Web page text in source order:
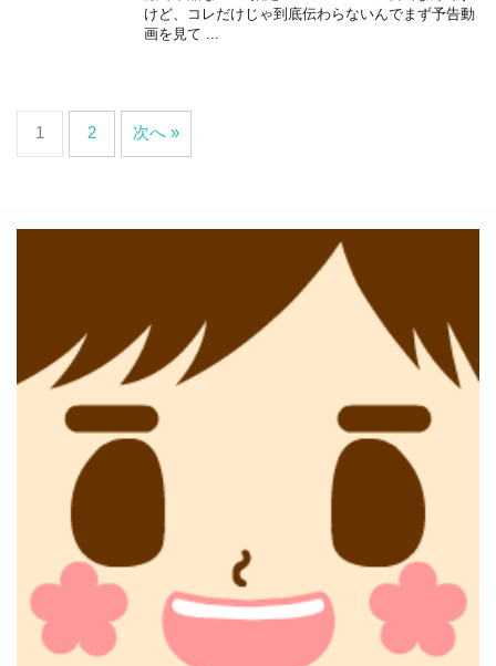
けど、コレだけじゃ到底伝わらないんでまず予告動
画を見て ...
1 2 次へ »